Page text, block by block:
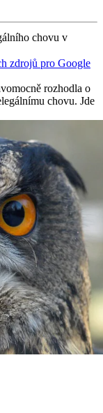
chovu v
zdrojů pro Google
rozhodla o
chovu. Jde